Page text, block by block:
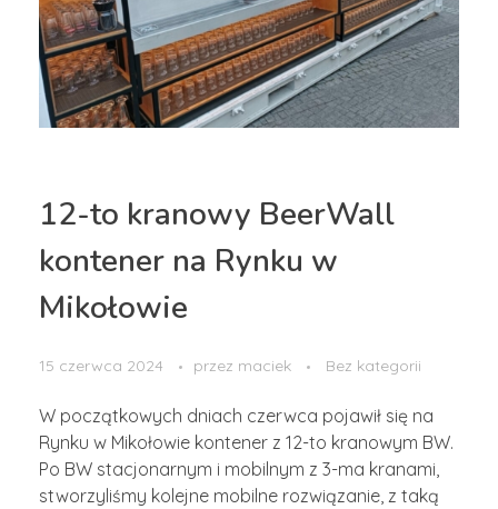
12-to kranowy BeerWall
kontener na Rynku w
Mikołowie
15 czerwca 2024 przez maciek Bez kategorii
W początkowych dniach czerwca pojawił się na
Rynku w Mikołowie kontener z 12-to kranowym BW.
Po BW stacjonarnym i mobilnym z 3-ma kranami,
stworzyliśmy kolejne mobilne rozwiązanie, z taką